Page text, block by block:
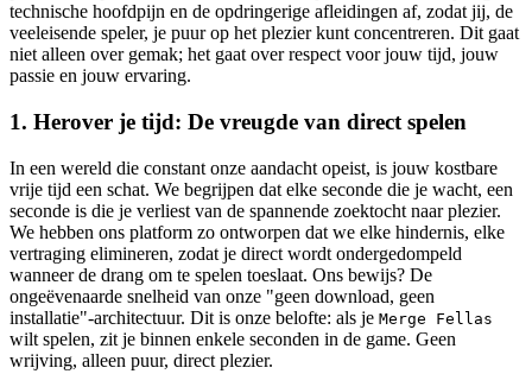
technische hoofdpijn en de opdringerige afleidingen af, zodat jij, de
veeleisende speler, je puur op het plezier kunt concentreren. Dit gaat
niet alleen over gemak; het gaat over respect voor jouw tijd, jouw
passie en jouw ervaring.
1. Herover je tijd: De vreugde van direct spelen
In een wereld die constant onze aandacht opeist, is jouw kostbare
vrije tijd een schat. We begrijpen dat elke seconde die je wacht, een
seconde is die je verliest van de spannende zoektocht naar plezier.
We hebben ons platform zo ontworpen dat we elke hindernis, elke
vertraging elimineren, zodat je direct wordt ondergedompeld
wanneer de drang om te spelen toeslaat. Ons bewijs? De
ongeëvenaarde snelheid van onze "geen download, geen
installatie"-architectuur. Dit is onze belofte: als je Merge Fellas
wilt spelen, zit je binnen enkele seconden in de game. Geen
wrijving, alleen puur, direct plezier.